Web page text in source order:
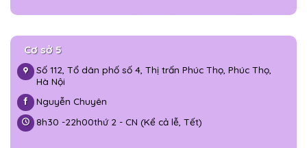
Cơ sở 5
Số 112, Tổ dân phố số 4, Thị trấn Phúc Thọ, Phúc Thọ,
Hà Nội
Nguyễn Chuyên
8h30 -22h00thứ 2 - CN (Kể cả lễ, Tết)